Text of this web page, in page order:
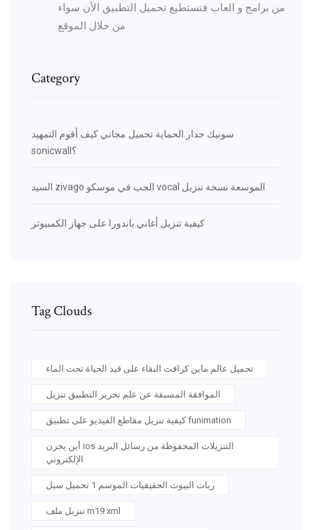
من برامج و العاب فتستطيع تحميل التطبيق الأن سواء
من خلال الموقع
Category
سونيك جدار الحماية تحميل مجاني كيف أقوم التمهيد
sonicwall؟
السيد zivago الحب في موسكو vocal الموسعة نسخة تنزيل
كيفية تنزيل أغاني باندورا على جهاز الكمبيوتر
Tag Clouds
تحميل عالم ماين كرافت البقاء على قيد الحياة تحت الماء
الموافقة المسبقة عن علم تحرير التطبيق تنزيل
كيفية تنزيل مقاطع الفيديو على تطبيق funimation
أين يخزن ios التنزيلات المحفوظة من رسائل البريد
الإلكتروني
ربات البيوت الحقيقيات الموسم 1 تحميل سيل
تنزيل ملف m19.xml